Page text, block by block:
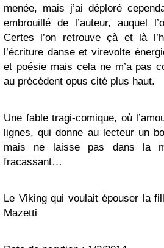
menée, mais j’ai déploré
embrouillé de l’auteur, auquel
Certes l’on retrouve çà et là
l’écriture danse et virevolte
et poésie mais cela ne m’a pas
au précédent opus cité plus haut.
Une fable tragi-comique, où
lignes, qui donne au lecteur un
mais ne laisse pas dans la
fracassant…
Le Viking qui voulait épouser la
Mazetti